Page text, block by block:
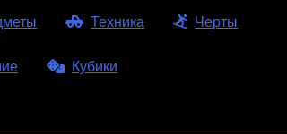
Техника Черты
Кубики